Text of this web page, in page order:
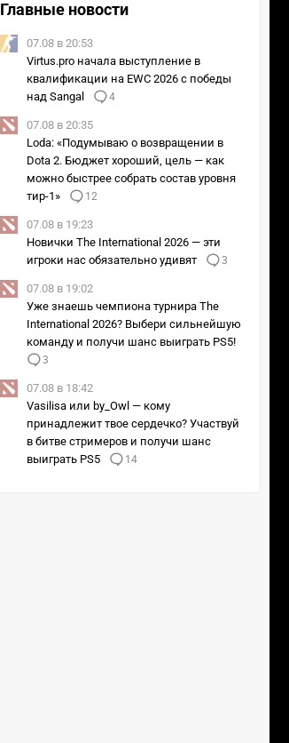
Главные новости
07.08 в 20:53
Virtus.pro начала выступление в
квалификации на EWC 2026 с победы
над Sangal
4
07.08 в 20:35
Loda: «Подумываю о возвращении в
Dota 2. Бюджет хороший, цель — как
можно быстрее собрать состав уровня
тир-1»
12
07.08 в 19:23
Новички The International 2026 — эти
игроки нас обязательно удивят
3
07.08 в 19:02
Уже знаешь чемпиона турнира The
International 2026? Выбери сильнейшую
команду и получи шанс выиграть PS5!
3
07.08 в 18:42
Vasilisa или by_Owl — кому
принадлежит твое сердечко? Участвуй
в битве стримеров и получи шанс
выиграть PS5
14